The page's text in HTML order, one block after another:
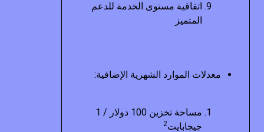
اتفاقية مستوى الخدمة للدعم
المتميز
معدلات الموارد الشهرية الإضافية:
مساحة تخزين 100 دولار / 1
جيجابايت2